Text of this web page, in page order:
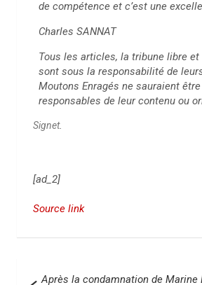
de compétence et c’est une
Charles SANNAT
Tous les articles, la tribune libre
sont sous la responsabilité de
Moutons Enragés ne sauraient
responsables de leur contenu ou
Signet.
[ad_2]
Source link
Après la condamnation de Marine